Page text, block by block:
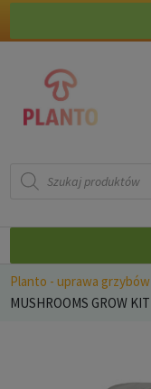
Wyszukiwarka
produktów
Planto - uprawa grzybów
MUSHROOMS GROW KIT